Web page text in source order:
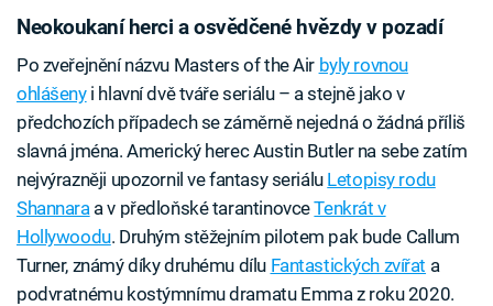
Neokoukaní herci a osvědčené hvězdy v pozadí
Po zveřejnění názvu Masters of the Air byly rovnou
ohlášenyi hlavní dvě tváře seriálu – a stejně jako v
předchozích případech se záměrně nejedná o žádná příliš
slavná jména. Americký herec Austin Butler na sebe zatím
nejvýrazněji upozornil ve fantasy seriálu Letopisy rodu
Shannara a v předloňské tarantinovceTenkrát v
Hollywoodu. Druhým stěžejním pilotem pak bude Callum
Turner, známý díky druhému dílu Fantastických zvířat a
podvratnému kostýmnímu dramatu Emma z roku 2020.